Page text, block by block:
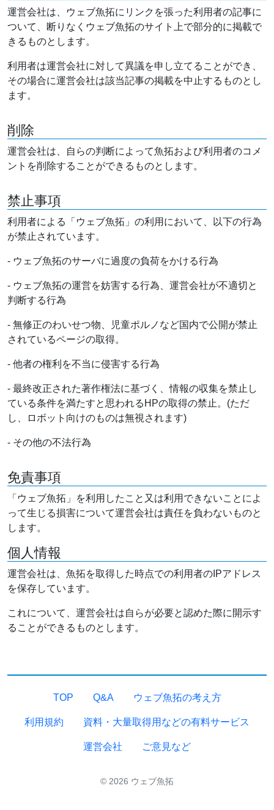
運営会社は、ウェブ魚拓にリンクを張った利用者の記事に
ついて、断りなくウェブ魚拓のサイト上で部分的に掲載で
きるものとします。
利用者は運営会社に対して異議を申し立てることができ、
その場合に運営会社は該当記事の掲載を中止するものとし
ます。
削除
運営会社は、自らの判断によって魚拓および利用者のコメ
ントを削除することができるものとします。
禁止事項
利用者による「ウェブ魚拓」の利用において、以下の行為
が禁止されています。
- ウェブ魚拓のサーバに過度の負荷をかける行為
- ウェブ魚拓の運営を妨害する行為、運営会社が不適切と
判断する行為
- 無修正のわいせつ物、児童ポルノなど国内で公開が禁止
されているページの取得。
- 他者の権利を不当に侵害する行為
- 最終改正された著作権法に基づく、情報の収集を禁止し
ている条件を満たすと思われるHPの取得の禁止。(ただ
し、ロボット向けのものは無視されます)
- その他の不法行為
免責事項
「ウェブ魚拓」を利用したこと又は利用できないことによ
って生じる損害について運営会社は責任を負わないものと
します。
個人情報
運営会社は、魚拓を取得した時点での利用者のIPアドレス
を保存しています。
これについて、運営会社は自らが必要と認めた際に開示す
ることができるものとします。
TOP Q&A ウェブ魚拓の考え方
利用規約 資料・大量取得用などの有料サービス
運営会社 ご意見など
© 2026 ウェブ魚拓